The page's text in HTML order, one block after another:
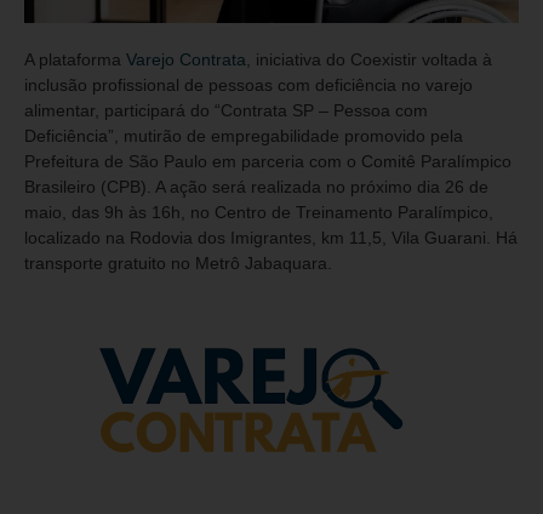
A plataforma Varejo Contrata , iniciativa do Coexistir voltada à
inclusão profissional de pessoas com deficiência no varejo
alimentar, participará do “Contrata SP – Pessoa com
Deficiência”, mutirão de empregabilidade promovido pela
Prefeitura de São Paulo em parceria com o Comitê Paralímpico
Brasileiro (CPB). A ação será realizada no próximo dia 26 de
maio, das 9h às 16h, no Centro de Treinamento Paralímpico,
localizado na Rodovia dos Imigrantes, km 11,5, Vila Guarani. Há
transporte gratuito no Metrô Jabaquara.